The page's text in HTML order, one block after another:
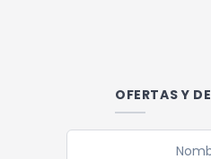
OFERTAS Y